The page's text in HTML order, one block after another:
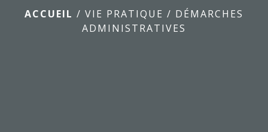
ACCUEIL / VIE PRATIQUE / DÉMARCHES
ADMINISTRATIVES